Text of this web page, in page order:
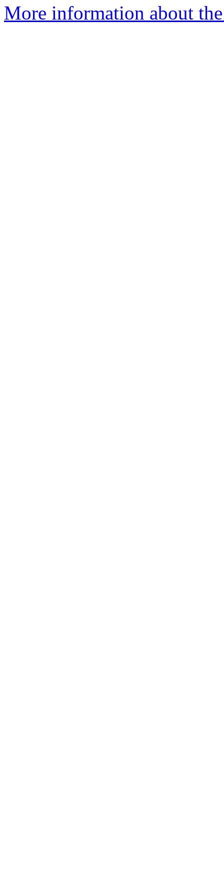
More information about